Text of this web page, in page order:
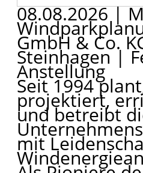
08.08.2026|
GmbH & Co.
Steinhagen|
Anstellung
Seit 1994
projektiert,
und betreibt
mit